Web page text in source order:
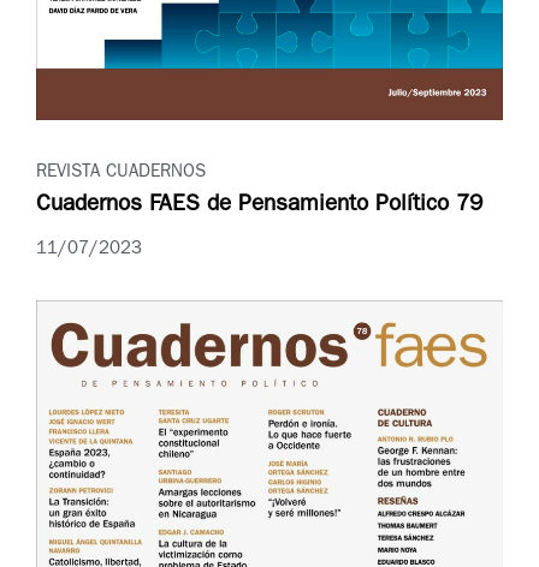
REVISTA CUADERNOS
Cuadernos FAES de Pensamiento Político 79
11/07/2023